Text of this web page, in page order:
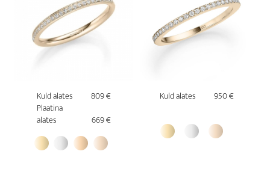
Kuld alates
809 €
Plaatina
alates
669 €
Kuld alates 950 €